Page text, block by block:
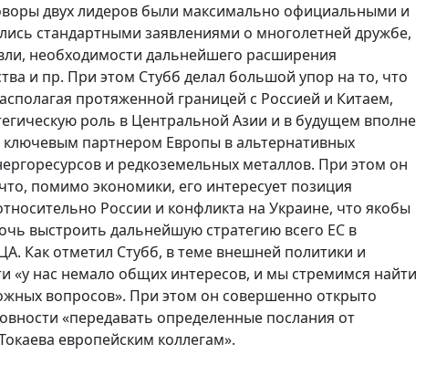
двух лидеров были максимально официальными и
стандартными заявлениями о многолетней дружбе,
необходимости дальнейшего расширения
и пр. При этом Стубб делал большой упор на то, что
протяженной границей с Россией и Китаем,
роль в Центральной Азии и в будущем вполне
ключевым партнером Европы в альтернативных
и редкоземельных металлов. При этом он
помимо экономики, его интересует позиция
России и конфликта на Украине, что якобы
выстроить дальнейшую стратегию всего ЕС в
Как отметил Стубб, в теме внешней политики и
«у нас немало общих интересов, и мы стремимся найти
вопросов». При этом он совершенно открыто
«передавать определенные послания от
европейским коллегам».